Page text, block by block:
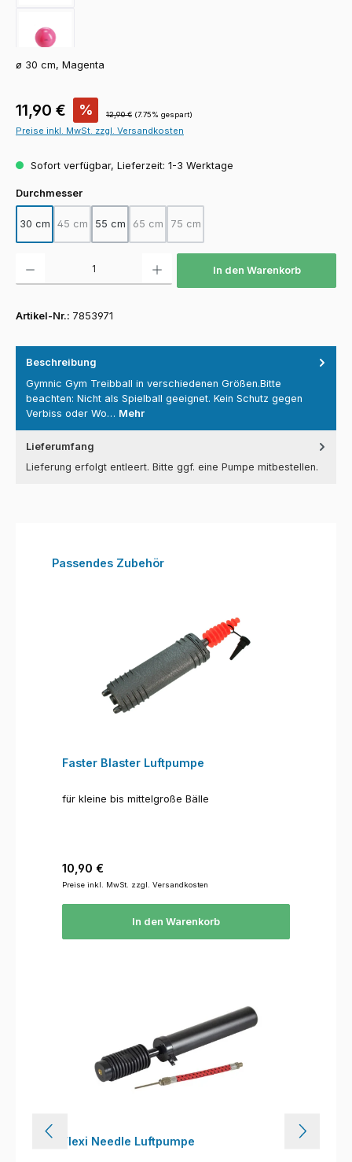
ø 30 cm, Magenta
Verkaufspreis:
11,90 € % Regulärer Preis:
12,90 € (7.75% gespart)
Preise inkl. MwSt. zzgl. Versandkosten
Sofort verfügbar, Lieferzeit: 1-3 Werktage
Durchmesserauswählen
30 cm 45 cm
(Diese Option ist zurzeit nicht verfügbar.)
55 cm 65 cm
(Diese Option ist zurzeit nicht verfügbar.)
75 cm
(Diese Option ist zurzeit nicht
In den Warenkorb
Artikel-Nr.: 7853971
Beschreibung
Gymnic Gym Treibball in verschiedenen Größen.Bitte
beachten: Nicht als Spielball geeignet. Kein Schutz gegen
Verbiss oder Wo… Mehr
Lieferumfang
Lieferung erfolgt entleert. Bitte ggf. eine Pumpe mitbestellen.
Produktgalerie überspringen
Passendes Zubehör
Faster Blaster Luftpumpe
für kleine bis mittelgroße Bälle
Regulärer Preis:
10,90 €
Preise inkl. MwSt. zzgl. Versandkosten
In den Warenkorb
Flexi Needle Luftpumpe